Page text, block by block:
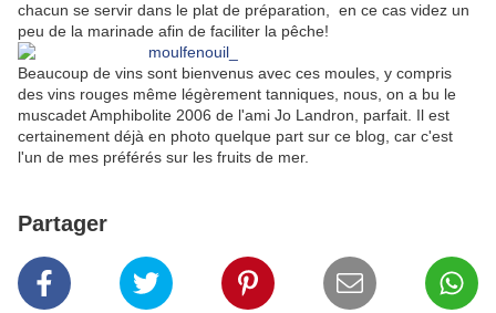
chacun se servir dans le plat de préparation, en ce cas videz un
peu de la marinade afin de faciliter la pêche!
Beaucoup de vins sont bienvenus avec ces moules, y compris
des vins rouges même légèrement tanniques, nous, on a bu le
muscadet Amphibolite 2006 de l'ami Jo Landron, parfait. Il est
certainement déjà en photo quelque part sur ce blog, car c'est
l'un de mes préférés sur les fruits de mer.
Partager